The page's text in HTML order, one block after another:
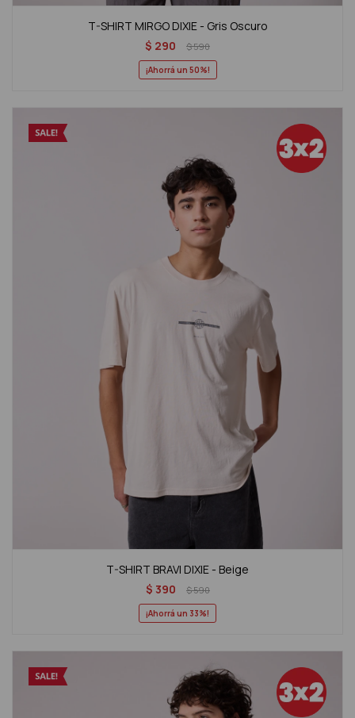
T-SHIRT MIRGO DIXIE - Gris Oscuro
$ 290 $590
50
T-SHIRT BRAVI DIXIE - Beige
$ 390 $590
33